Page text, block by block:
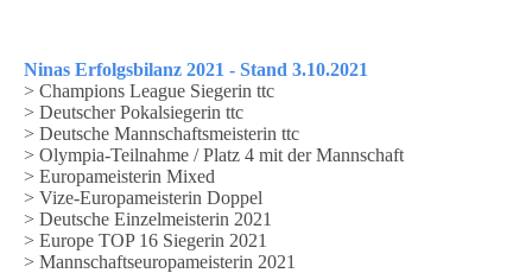
Ninas Erfolgsbilanz 2021 - Stand 3.10.2021
> Champions League Siegerin ttc
> Deutscher Pokalsiegerin ttc
> Deutsche Mannschaftsmeisterin ttc
> Olympia-Teilnahme / Platz 4 mit der Mannschaft
> Europameisterin Mixed
> Vize-Europameisterin Doppel
> Deutsche Einzelmeisterin 2021
> Europe TOP 16 Siegerin 2021
> Mannschaftseuropameisterin 2021